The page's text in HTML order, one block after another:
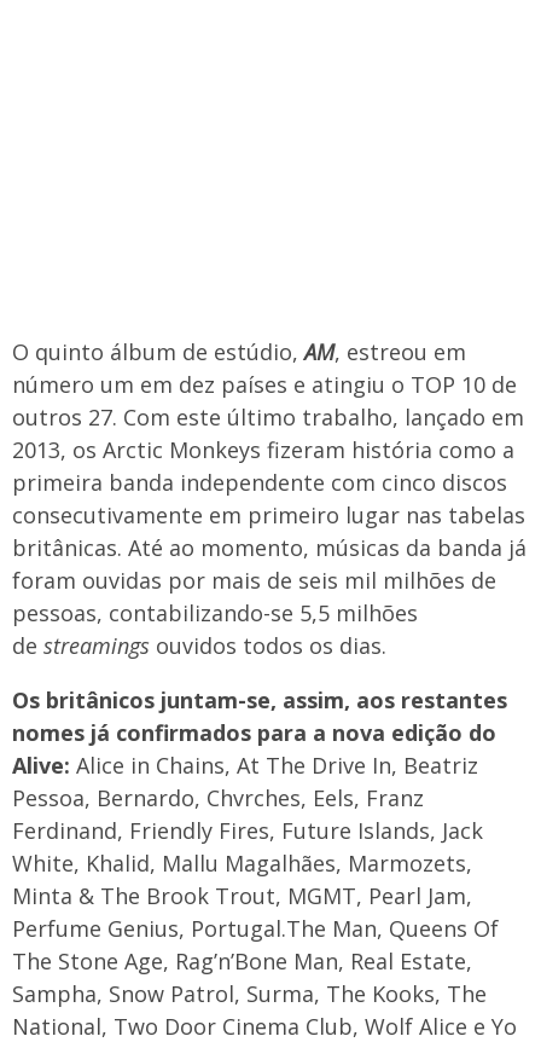
O quinto álbum de estúdio,AM, estreou em
número um em dez países e atingiu o TOP 10 de
outros 27. Com este último trabalho, lançado em
2013, os Arctic Monkeys fizeram história como a
primeira banda independente com cinco discos
consecutivamente em primeiro lugar nas tabelas
britânicas. Até ao momento, músicas da banda já
foram ouvidas por mais de seis mil milhões de
pessoas, contabilizando-se 5,5 milhões
de streamings ouvidos todos os dias.
Os britânicos juntam-se, assim, aos restantes
nomes já confirmados para a nova edição do
Alive: Alice in Chains, At The Drive In, Beatriz
Pessoa, Bernardo, Chvrches, Eels, Franz
Ferdinand, Friendly Fires, Future Islands, Jack
White, Khalid, Mallu Magalhães, Marmozets,
Minta & The Brook Trout, MGMT, Pearl Jam,
Perfume Genius, Portugal.The Man, Queens Of
The Stone Age, Rag’n’Bone Man, Real Estate,
Sampha, Snow Patrol, Surma, The Kooks, The
National, Two Door Cinema Club, Wolf Alice e Yo